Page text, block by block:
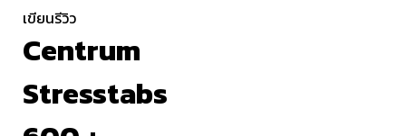
เขียนรีวิว
Centrum
Stresstabs